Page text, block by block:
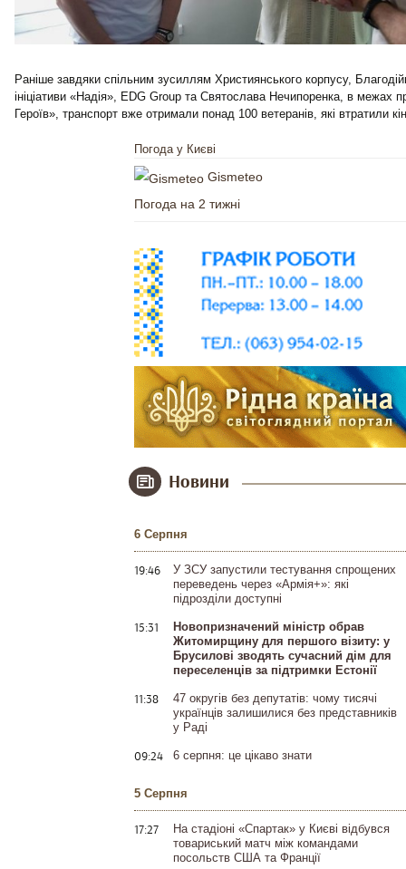
Раніше завдяки спільним зусиллям Християнського корпусу,
ініціативи «Надія», EDG Group та Святослава Нечипоренка, в межах
Героїв», транспорт вже отримали понад 100 ветеранів, які втратили
Погода у Києві
Gismeteo
Погода на 2 тижні
Новини
6 Серпня
19:46
У ЗСУ запустили тестування спрощених
переведень через «Армія+»: які
підрозділи доступні
15:31
Новопризначений міністр обрав
Житомирщину для першого візиту: у
Брусилові зводять сучасний дім для
переселенців за підтримки Естонії
11:38
47 округів без депутатів: чому тисячі
українців залишилися без представників
у Раді
09:24 6 серпня: це цікаво знати
5 Серпня
17:27
На стадіоні «Спартак» у Києві відбувся
товариський матч між командами
посольств США та Франції